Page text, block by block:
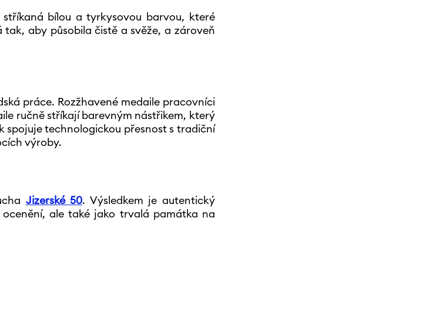
bílou a tyrkysovou barvou, které
aby působila čistě a svěže, a zároveň
práce. Rozžhavené medaile pracovníci
ručně stříkají barevným nástřikem, který
spojuje technologickou přesnost s tradiční
výroby.
Jizerské 50. Výsledkem je autentický
ale také jako trvalá památka na